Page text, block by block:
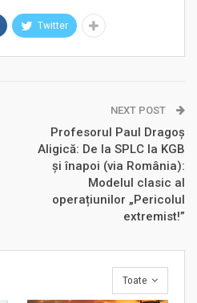
Twitter
NEXT POST
Profesorul Paul Dragoș
Aligică: De la SPLC la KGB
și înapoi (via România):
Modelul clasic al
operațiunilor „Pericolul
extremist!”
Toate